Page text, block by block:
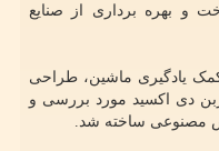
بهره برداری از صنایع
کمک یادگیری ماشین، طراحی
دی اکسید مورد بررسی و
مصنوعی ساخته شد.